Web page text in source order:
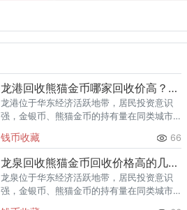
龙港回收熊猫金币哪家回收价高？本地榜单
龙港位于华东经济活跃地带，居民投资意识
强，金银币、熊猫金币的持有量在同类城市
熊猫金币的需求就明显升温，但鱼龙混杂的
回收渠道里，能精准识别版别溢
钱币收藏 66
龙泉回收熊猫金币回收价格高的几家推荐
龙泉位于华东经济活跃地带，居民投资意识
强，金银币、熊猫金币的持有量在同类城市